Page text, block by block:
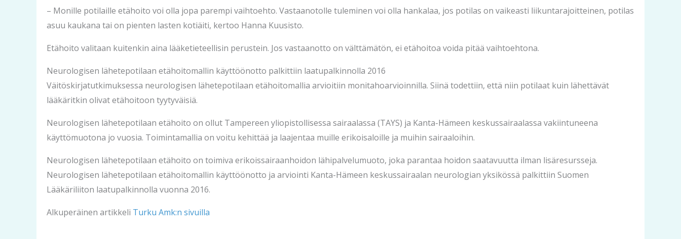
– Monille potilaille etähoito voi olla jopa parempi vaihtoehto. Vastaanotolle tuleminen voi olla hankalaa, jos potilas on vaikeasti liikuntarajoitteinen, potilas
asuu kaukana tai on pienten lasten kotiäiti, kertoo Hanna Kuusisto.
Etähoito valitaan kuitenkin aina lääketieteellisin perustein. Jos vastaanotto on välttämätön, ei etähoitoa voida pitää vaihtoehtona.
Neurologisen lähetepotilaan etähoitomallin käyttöönotto palkittiin laatupalkinnolla 2016
Väitöskirjatutkimuksessa neurologisen lähetepotilaan etähoitomallia arvioitiin monitahoarvioinnilla. Siinä todettiin, että niin potilaat kuin lähettävät
lääkäritkin olivat etähoitoon tyytyväisiä.
Neurologisen lähetepotilaan etähoito on ollut Tampereen yliopistollisessa sairaalassa (TAYS) ja Kanta-Hämeen keskussairaalassa vakiintuneena
käyttömuotona jo vuosia. Toimintamallia on voitu kehittää ja laajentaa muille erikoisaloille ja muihin sairaaloihin.
Neurologisen lähetepotilaan etähoito on toimiva erikoissairaanhoidon lähipalvelumuoto, joka parantaa hoidon saatavuutta ilman lisäresursseja.
Neurologisen lähetepotilaan etähoitomallin käyttöönotto ja arviointi Kanta-Hämeen keskussairaalan neurologian yksikössä palkittiin Suomen
Lääkäriliiton laatupalkinnolla vuonna 2016.
Alkuperäinen artikkeli Turku Amk:n sivuilla